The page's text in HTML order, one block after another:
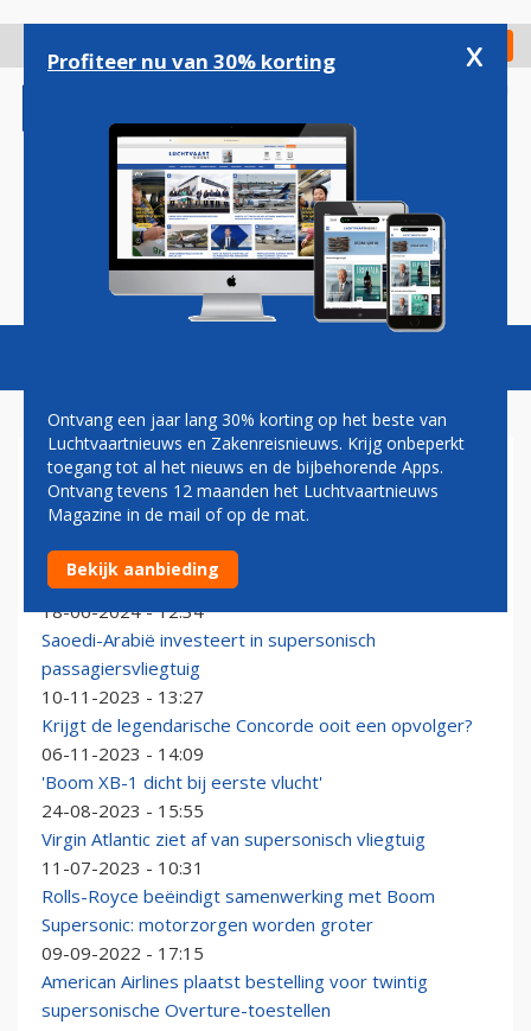
gaan
Check in
Magazine Podcasts Vacatures
BOOM SUPERSONIC
Fabriek voor supersonische passagiersvliegtuigen
opgeleverd in de VS
18-06-2024 - 12:34
Saoedi-Arabië investeert in supersonisch
passagiersvliegtuig
10-11-2023 - 13:27
Krijgt de legendarische Concorde ooit een opvolger?
06-11-2023 - 14:09
'Boom XB-1 dicht bij eerste vlucht'
24-08-2023 - 15:55
Virgin Atlantic ziet af van supersonisch vliegtuig
11-07-2023 - 10:31
Rolls-Royce beëindigt samenwerking met Boom
Supersonic: motorzorgen worden groter
09-09-2022 - 17:15
American Airlines plaatst bestelling voor twintig
supersonische Overture-toestellen
Profiteer nu van 30% korting x
Ontvang een jaar lang 30% korting op het beste van
Luchtvaartnieuws en Zakenreisnieuws. Krijg onbeperkt
toegang tot al het nieuws en de bijbehorende Apps.
Ontvang tevens 12 maanden het Luchtvaartnieuws
Magazine in de mail of op de mat.
Bekijk aanbieding